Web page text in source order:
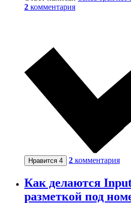
2 комментария
Нравится 4 2 комментария
Как делаются
разметкой под